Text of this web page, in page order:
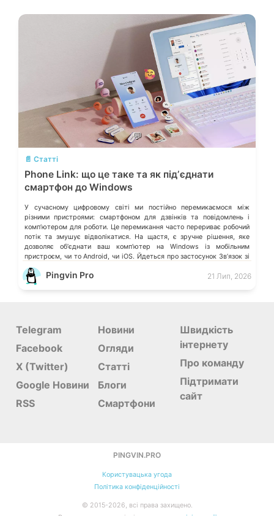
💬
📄 Статті
Phone Link: що це таке та як підʼєднати
смартфон до Windows
У сучасному цифровому світі ми постійно перемикаємося між
різними пристроями: смартфоном для дзвінків та повідомлень і
компʼютером для роботи. Це перемикання часто перериває робочий
потік та змушує відволікатися. На щастя, є зручне рішення, яке
дозволяє обʼєднати ваш компʼютер на Windows із мобільним
пристроєм, чи то Android, чи iOS. Йдеться про застосунок Звʼязок зі
смартфоном (Phone Link) від Microsoft, що перетворює ваш ПК на
своєрідний «міст» до функцій смартфона.
Pingvin Pro 21 Лип, 2026
Telegram
Facebook
X (Twitter)
Google Новини
RSS
Новини
Огляди
Статті
Блоги
Смартфони
Швидкість
інтернету
Про команду
Підтримати
сайт
PINGVIN.PRO
Користувацька угода
Політика конфіденційності
© 2015-2026, всі права захищено.